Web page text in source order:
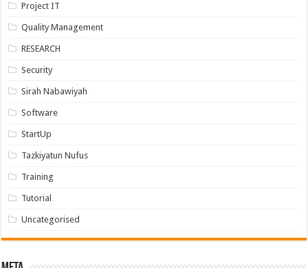
Project IT
Quality Management
RESEARCH
Security
Sirah Nabawiyah
Software
StartUp
Tazkiyatun Nufus
Training
Tutorial
Uncategorised